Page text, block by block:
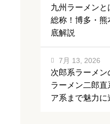
九州ラーメン
総称！博多・熊
底解説
次郎系ラーメ
ラーメン二郎直
ア系まで魅力に
7月 13, 2026